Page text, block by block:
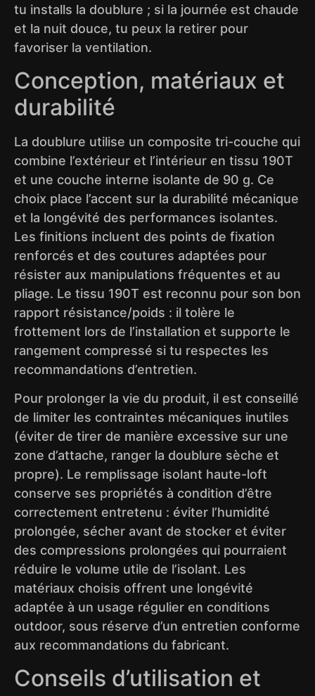
tu installs la doublure ; si la journée est chaude
et la nuit douce, tu peux la retirer pour
favoriser la ventilation.
Conception, matériaux et
durabilité
La doublure utilise un composite tri-couche qui
combine l’extérieur et l’intérieur en tissu 190T
et une couche interne isolante de 90 g. Ce
choix place l’accent sur la durabilité mécanique
et la longévité des performances isolantes.
Les finitions incluent des points de fixation
renforcés et des coutures adaptées pour
résister aux manipulations fréquentes et au
pliage. Le tissu 190T est reconnu pour son bon
rapport résistance/poids : il tolère le
frottement lors de l’installation et supporte le
rangement compressé si tu respectes les
recommandations d’entretien.
Pour prolonger la vie du produit, il est conseillé
de limiter les contraintes mécaniques inutiles
(éviter de tirer de manière excessive sur une
zone d’attache, ranger la doublure sèche et
propre). Le remplissage isolant haute-loft
conserve ses propriétés à condition d’être
correctement entretenu : éviter l’humidité
prolongée, sécher avant de stocker et éviter
des compressions prolongées qui pourraient
réduire le volume utile de l’isolant. Les
matériaux choisis offrent une longévité
adaptée à un usage régulier en conditions
outdoor, sous réserve d’un entretien conforme
aux recommandations du fabricant.
Conseils d’utilisation et